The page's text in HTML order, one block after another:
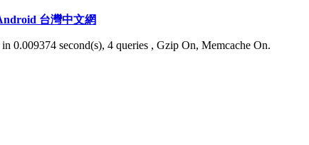
台灣中文網
in 0.009374 second(s), 4 queries , Gzip On, Memcache On.